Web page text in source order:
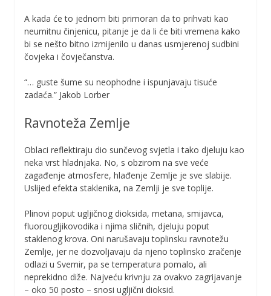
A kada će to jednom biti primoran da to prihvati kao
neumitnu činjenicu, pitanje je da li će biti vremena kako
bi se nešto bitno izmijenilo u danas usmjerenoj sudbini
čovjeka i čovječanstva.
“… guste šume su neophodne i ispunjavaju tisuće
zadaća.” Jakob Lorber
Ravnoteža Zemlje
Oblaci reflektiraju dio sunčevog svjetla i tako djeluju kao
neka vrst hladnjaka. No, s obzirom na sve veće
zagađenje atmosfere, hlađenje Zemlje je sve slabije.
Uslijed efekta staklenika, na Zemlji je sve toplije.
Plinovi poput ugljičnog dioksida, metana, smijavca,
fluorougljikovodika i njima sličnih, djeluju poput
staklenog krova. Oni narušavaju toplinsku ravnotežu
Zemlje, jer ne dozvoljavaju da njeno toplinsko zračenje
odlazi u Svemir, pa se temperatura pomalo, ali
neprekidno diže. Najveću krivnju za ovakvo zagrijavanje
– oko 50 posto – snosi ugljični dioksid.